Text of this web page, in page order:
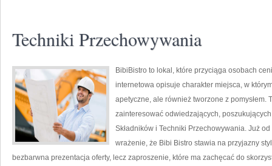
Techniki Przechowywania
BibiBistro to lokal, które przyciąga osobach
internetowa opisuje charakter miejsca, w
apetyczne, ale również tworzone z pomysłem.
zainteresować odwiedzających,
Składników i Techniki Przechowywania. Już
wrażenie, że Bibi Bistro stawia na przyjazny
bezbarwna prezentacja oferty, lecz zaproszenie, które ma zachęcać do